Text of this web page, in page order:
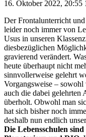
16. Oktober 2022, 20:55
Der Frontalunterricht
leider noch immer von
Usus in unseren
diesbezüglichen
gravierend verändert.
heute überhaupt nicht
sinnvollerweise gelehrt
Vorgangsweise –
auch die dabei gelehrten
überholt. Obwohl man
hat sich bisher noch
deshalb nun endlich
Die Lebensschulen